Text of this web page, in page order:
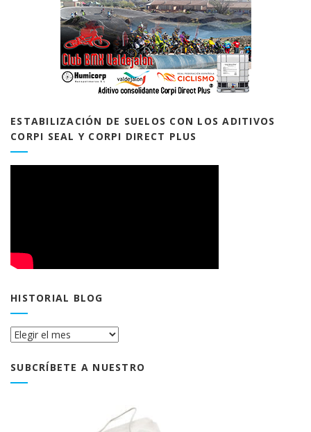
ESTABILIZACIÓN DE SUELOS CON LOS ADITIVOS
CORPI SEAL Y CORPI DIRECT PLUS
HISTORIAL BLOG
Historial
SUBCRÍBETE A NUESTRO